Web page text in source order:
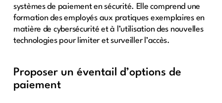
systèmes de paiement en sécurité. Elle comprend une
formation des employés aux pratiques exemplaires en
matière de cybersécurité et à l’utilisation des nouvelles
technologies pour limiter et surveiller l’accès.
Proposer un éventail d’options de
paiement